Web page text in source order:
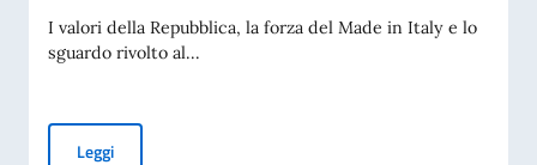
I valori della Repubblica, la forza del Made in Italy e lo
sguardo rivolto al...
Leggi80° anniversario della Repubblica Italiana